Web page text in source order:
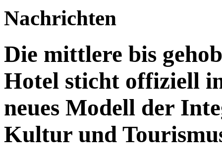
Nachrichten
Die mittlere bis
Hotel sticht offiziell
neues Modell der
Kultur und